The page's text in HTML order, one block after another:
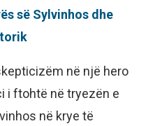
së Sylvinhos dhe
në një hero
i ftohtë në tryezën e
në krye të